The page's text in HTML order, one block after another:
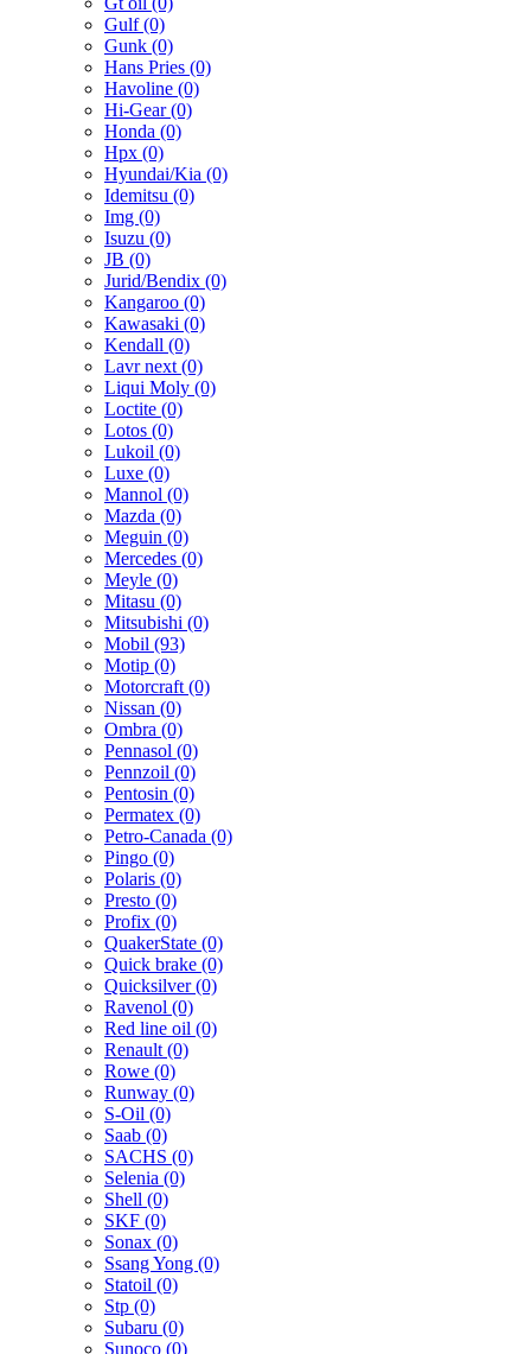
Gulf (0)
Gunk (0)
Hans Pries (0)
Havoline (0)
Hi-Gear (0)
Honda (0)
Hpx (0)
Hyundai/Kia (0)
Idemitsu (0)
Img (0)
Isuzu (0)
JB (0)
Jurid/Bendix (0)
Kangaroo (0)
Kawasaki (0)
Kendall (0)
Lavr next (0)
Liqui Moly (0)
Loctite (0)
Lotos (0)
Lukoil (0)
Luxe (0)
Mannol (0)
Mazda (0)
Meguin (0)
Mercedes (0)
Meyle (0)
Mitasu (0)
Mitsubishi (0)
Mobil (93)
Motip (0)
Motorcraft (0)
Nissan (0)
Ombra (0)
Pennasol (0)
Pennzoil (0)
Pentosin (0)
Permatex (0)
Petro-Canada (0)
Pingo (0)
Polaris (0)
Presto (0)
Profix (0)
QuakerState (0)
Quick brake (0)
Quicksilver (0)
Ravenol (0)
Red line oil (0)
Renault (0)
Rowe (0)
Runway (0)
S-Oil (0)
Saab (0)
SACHS (0)
Selenia (0)
Shell (0)
SKF (0)
Sonax (0)
Ssang Yong (0)
Statoil (0)
Stp (0)
Subaru (0)
Sunoco (0)